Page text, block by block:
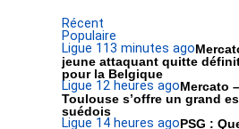
Récent
Populaire
Ligue 1 13 minutes ago
jeune attaquant quitte
pour la Belgique
Ligue 12 heures agoMercato
Toulouse s’offre un grand
suédois
Ligue 1 4 heures agoPSG :